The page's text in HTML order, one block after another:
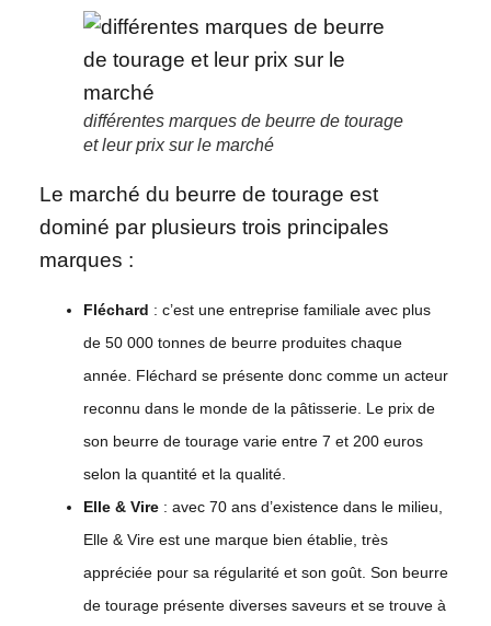
différentes marques de beurre de tourage
et leur prix sur le marché
Le marché du beurre de tourage est
dominé par plusieurs trois principales
marques :
Fléchard : c’est une entreprise familiale avec plus
de 50 000 tonnes de beurre produites chaque
année. Fléchard se présente donc comme un acteur
reconnu dans le monde de la pâtisserie. Le prix de
son beurre de tourage varie entre 7 et 200 euros
selon la quantité et la qualité.
Elle & Vire : avec 70 ans d’existence dans le milieu,
Elle & Vire est une marque bien établie, très
appréciée pour sa régularité et son goût. Son beurre
de tourage présente diverses saveurs et se trouve à